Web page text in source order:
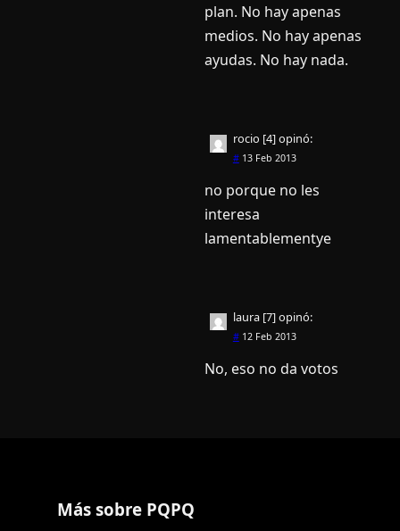
plan. No hay apenas
medios. No hay apenas
ayudas. No hay nada.
rocio [4]opinó:
#13 Feb 2013
no porque no les
interesa
lamentablementye
laura [7]opinó:
#12 Feb 2013
No, eso no da votos
Más sobre PQPQ